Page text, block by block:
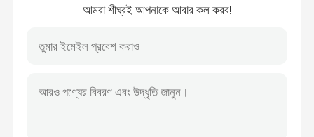
আমরা শীঘ্রই আপনাকে আবার কল করব!